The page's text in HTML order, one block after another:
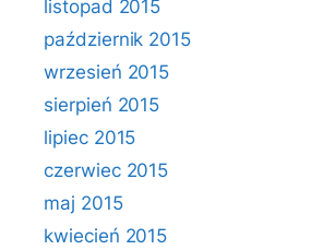
listopad 2015
październik 2015
wrzesień 2015
sierpień 2015
lipiec 2015
czerwiec 2015
maj 2015
kwiecień 2015